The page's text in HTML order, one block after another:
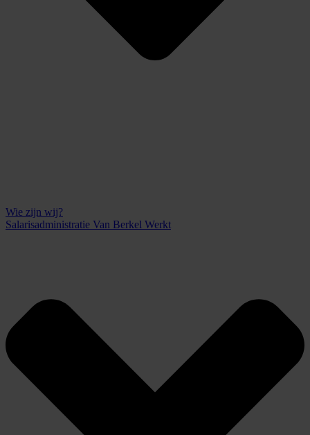
Wie zijn wij?
Salarisadministratie Van Berkel Werkt